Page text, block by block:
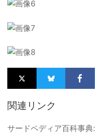
関連リンク
サードペディア百科事典: